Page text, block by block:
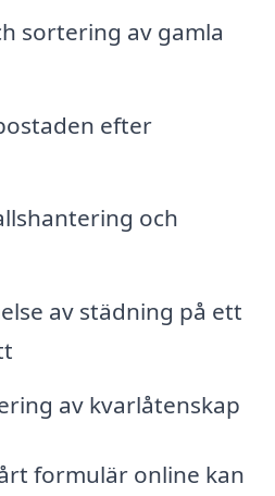
sortering av gamla
efter
och
av städning på ett
av kvarlåtenskap
formulär online kan